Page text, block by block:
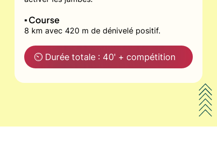
▪️ Course
8 km avec 420 m de dénivelé positif.
⏲ Durée totale : 40' + compétition